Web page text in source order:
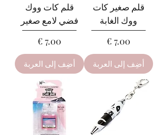
قلم صغير كات
ووك الغابة
السعر
أضِف إلى العربة
قلم كات ووك
فضي لامع صغير
السعر
أضِف إلى العربة